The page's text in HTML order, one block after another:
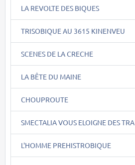
LA REVOLTE DES BIQUES
TRISOBIQUE AU 3615 KINENVEU
SCENES DE LA CRECHE
LA BÊTE DU MAINE
CHOUPROUTE
SMECTALIA VOUS ELOIGNE DES TRA
L'HOMME PREHISTROBIQUE